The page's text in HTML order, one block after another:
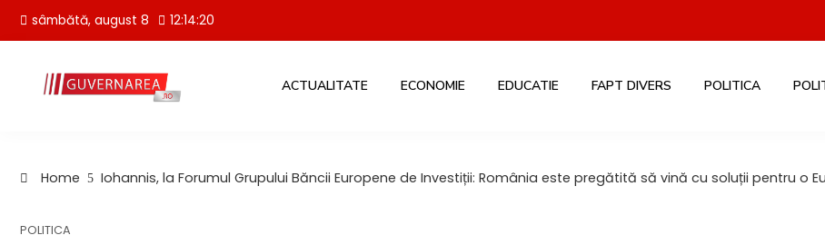
Skip sâmbătă, august 8 12:14:21
ACTUALITATE ECONOMIE EDUCATIE FAPT DIVERS POLITICA
Home Iohannis, la Forumul Grupului Băncii Europene de Investiții: România este pregătită să vină cu soluții pentru o
POLITICA